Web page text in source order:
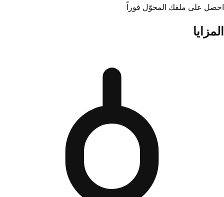
احصل على ملفك المحوّل فوراً
المزايا